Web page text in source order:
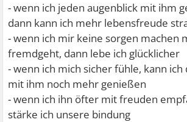
- wenn ich jeden augenblick mit ihm
dann kann ich mehr lebensfreude
- wenn ich mir keine sorgen machen
fremdgeht, dann lebe ich glücklicher
- wenn ich mich sicher fühle, kann ich
mit ihm noch mehr genießen
- wenn ich ihn öfter mit freuden
stärke ich unsere bindung